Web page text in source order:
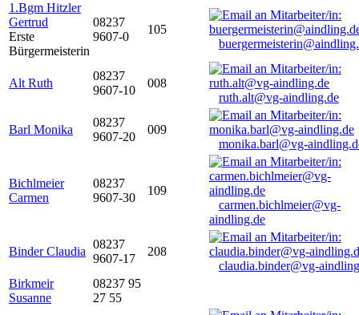
1.Bgm Hitzler
Gertrud
Erste
Bürgermeisterin
08237
9607-0
105
Alt Ruth
08237
9607-10
008
ruth.alt@vg-aindling.de
Barl Monika
08237
9607-20
009
monika.barl@vg-
Bichlmeier
Carmen
08237
9607-30
109
carmen.bichlmeier@vg-
aindling.de
Binder Claudia
08237
9607-17
208
claudia.binder@vg-
Birkmeir
Susanne
08237 95
27 55